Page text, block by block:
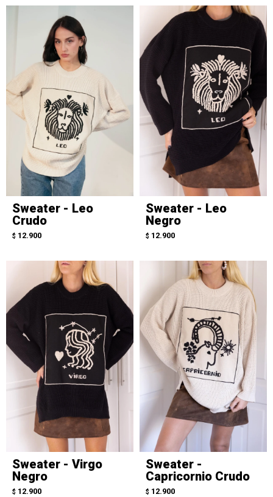
Sweater - Leo
Crudo
$ 12.900
Sweater - Leo
Negro
$ 12.900
Sweater - Virgo
Negro
$ 12.900
Sweater -
Capricornio Crudo
$ 12.900